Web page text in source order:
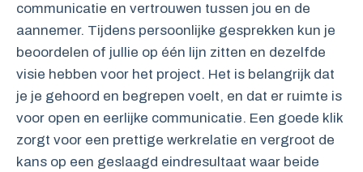
communicatie en vertrouwen tussen jou en de
aannemer. Tijdens persoonlijke gesprekken kun je
beoordelen of jullie op één lijn zitten en dezelfde
visie hebben voor het project. Het is belangrijk dat
je je gehoord en begrepen voelt, en dat er ruimte is
voor open en eerlijke communicatie. Een goede klik
zorgt voor een prettige werkrelatie en vergroot de
kans op een geslaagd eindresultaat waar beide